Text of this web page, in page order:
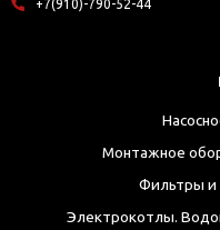
+7(910)-790-52-44
Монтажное
Фильтры и
Электрокотлы.